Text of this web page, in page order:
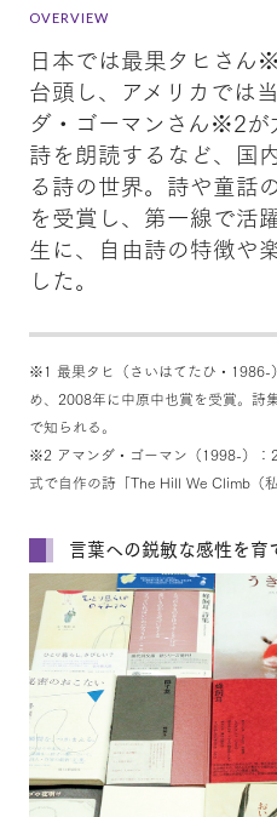
OVERVIEW
日本では最果タヒさ
台頭し、アメリカでは
ダ・ゴーマンさん※2
詩を朗読するなど、国
る詩の世界。詩や童話
を受賞し、第一線で活
生に、自由詩の特徴や
した。
※1 最果タヒ（さいはてたひ・1986-
め、2008年に中原中也賞を受賞。詩
で知られる。
※2 アマンダ・ゴーマン（1998-）：
式で自作の詩「The Hill We Climb（
言葉への鋭敏な感性を育